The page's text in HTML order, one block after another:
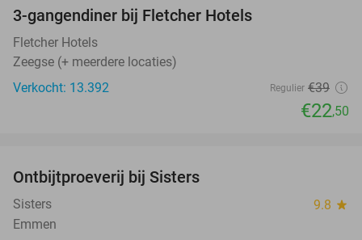
3-gangendiner bij Fletcher Hotels
Fletcher Hotels
Zeegse (+ meerdere locaties)
Verkocht: 13.392
Regulier €39
€22,50
Ontbijtproeverij bij Sisters
Sisters 9.8 star
Emmen